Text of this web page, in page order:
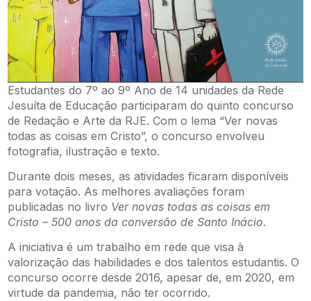
Estudantes do 7º ao 9º Ano de 14 unidades da Rede
Jesuíta de Educação participaram do quinto concurso
de Redação e Arte da RJE. Com o lema “Ver novas
todas as coisas em Cristo”, o concurso envolveu
fotografia, ilustração e texto.
Durante dois meses, as atividades ficaram disponíveis
para votação. As melhores avaliações foram
publicadas no livro Ver novas todas as coisas em
Cristo – 500 anos da conversão de Santo Inácio.
A iniciativa é um trabalho em rede que visa à
valorização das habilidades e dos talentos estudantis. O
concurso ocorre desde 2016, apesar de, em 2020, em
virtude da pandemia, não ter ocorrido.